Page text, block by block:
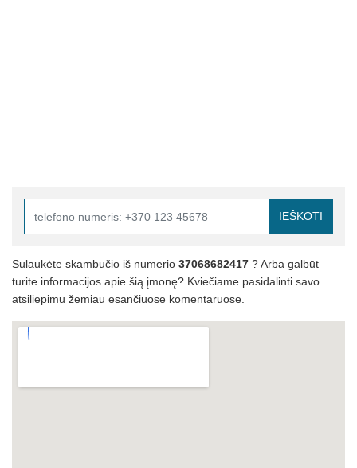
IEŠKOTI
Sulaukėte skambučio iš numerio 37068682417 ? Arba galbūt
turite informacijos apie šią įmonę? Kviečiame pasidalinti savo
atsiliepimu žemiau esančiuose komentaruose.